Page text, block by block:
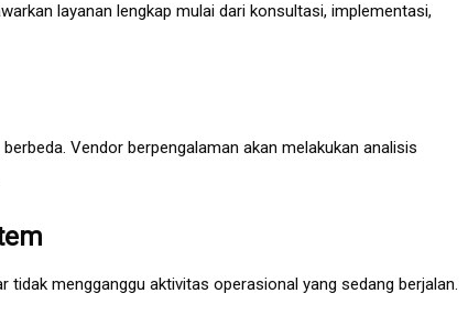
layanan lengkap mulai dari konsultasi, implementasi,
Vendor berpengalaman akan melakukan analisis
mengganggu aktivitas operasional yang sedang berjalan.